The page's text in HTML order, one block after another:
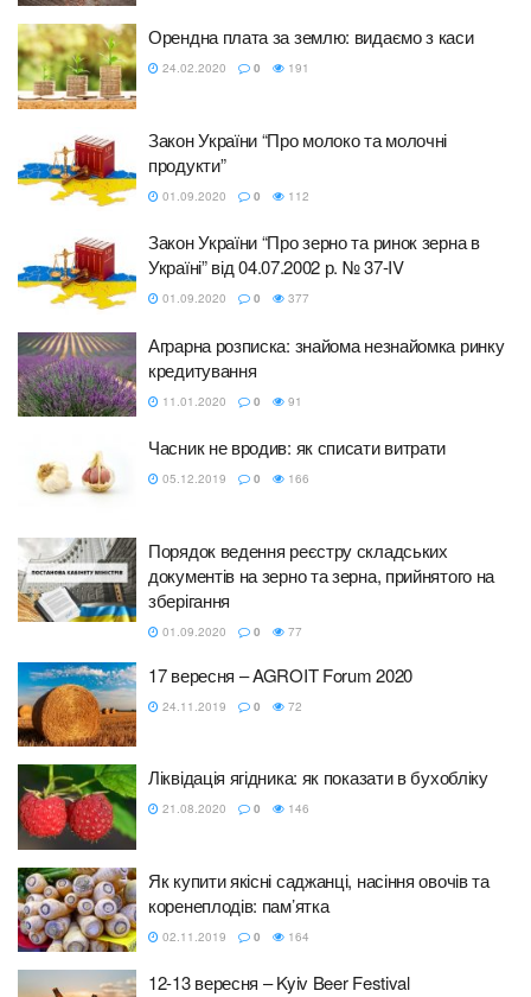
Орендна плата за землю: видаємо з каси
24.02.2020 0 191
Закон України “Про молоко та молочні
продукти”
01.09.2020 0 112
Закон України “Про зерно та ринок зерна в
Україні” від 04.07.2002 р. № 37-IV
01.09.2020 0 377
Аграрна розписка: знайома незнайомка ринку
кредитування
11.01.2020 0 91
Часник не вродив: як списати витрати
05.12.2019 0 166
Порядок ведення реєстру складських
документів на зерно та зерна, прийнятого на
зберігання
01.09.2020 0 77
17 вересня – AGROIT Forum 2020
24.11.2019 0 72
Ліквідація ягідника: як показати в бухобліку
21.08.2020 0 146
Як купити якісні саджанці, насіння овочів та
коренеплодів: пам’ятка
02.11.2019 0 164
12-13 вересня – Kyiv Beer Festival